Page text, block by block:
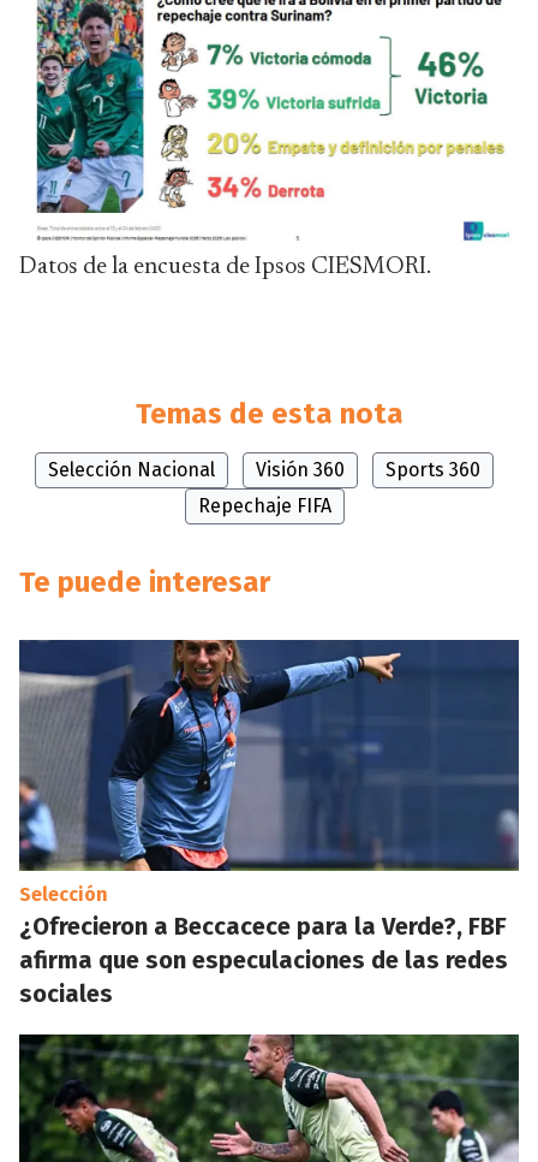
Datos de la encuesta de Ipsos CIESMORI.
Temas de esta nota
Selección Nacional Visión 360
Sports 360
Repechaje FIFA
Te puede interesar
Selección
¿Ofrecieron a Beccacece para la Verde?, FBF
afirma que son especulaciones de las redes
sociales